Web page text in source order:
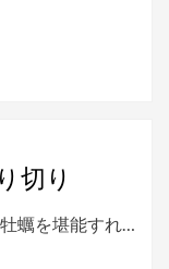
切り
蠣を堪能すれ…